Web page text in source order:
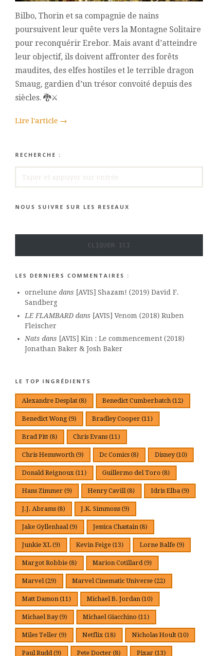
Bilbo, Thorin et sa compagnie de nains
poursuivent leur quête vers la Montagne Solitaire
pour reconquérir Erebor. Mais avant d’atteindre
leur objectif, ils doivent affronter des forêts
maudites, des elfes hostiles et le terrible dragon
Smaug, gardien d’un trésor convoité depuis des
siècles. 🐉⚔️
Lire l'article →
RECHERCHE :
NOUS SUIVRE SUR LES RESEAUX
CLIQUER ICI
LES DERNIERS COMMENTAIRES :
ornelune dans [AVIS] Shazam! (2019) David F.
Sandberg
LE FLAMBARDdans [AVIS] Venom (2018) Ruben
Fleischer
Nats dans [AVIS] Kin : Le commencement (2018)
Jonathan Baker & Josh Baker
LE TOP INGRÉDIENTS
Alexandre Desplat (8) Benedict Cumberbatch (12)
Benedict Wong (9) Bradley Cooper (11)
Brad Pitt (8) Chris Evans (11)
Chris Hemsworth (9) Dc Comics (8) Disney(10)
Donald Reignoux (11) Guillermo del Toro (8)
Hans Zimmer (9) Henry Cavill(8) Idris Elba(9)
J.J. Abrams (8) J.K. Simmons (9)
Jake Gyllenhaal(9) Jessica Chastain (8)
Junkie XL (9) Kevin Feige (13) Lorne Balfe(9)
Margot Robbie (8) Marion Cotillard(9)
Marvel(29) Marvel Cinematic Universe (22)
Matt Damon (11) Michael B. Jordan (10)
Michael Bay(9) Michael Giacchino (11)
Miles Teller (9) Netflix (18) Nicholas Hoult(10)
Paul Rudd(9) Pete Docter (8) Pixar(13)